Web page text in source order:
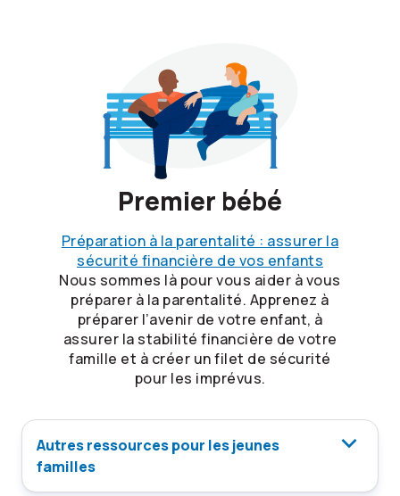
Premier bébé
Préparation à la parentalité : assurer la
sécurité financière de vos enfants
Nous sommes là pour vous aider à vous
préparer à la parentalité. Apprenez à
préparer l’avenir de votre enfant, à
assurer la stabilité financière de votre
famille et à créer un filet de sécurité
pour les imprévus.
Autres ressources pour les jeunes
familles